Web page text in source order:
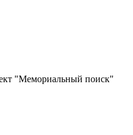
"Мемориальный поиск"